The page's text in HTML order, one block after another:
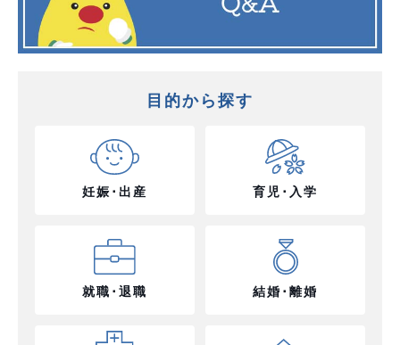
目的から探す
妊娠･出産 育児･入学
就職･退職 結婚･離婚